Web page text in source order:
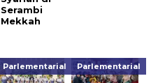
Serambi
Mekkah
Parlementarial Parlementarial